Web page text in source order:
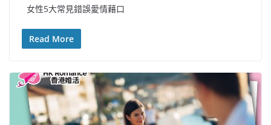
女性5大常見錯誤愛情藉口
Read More